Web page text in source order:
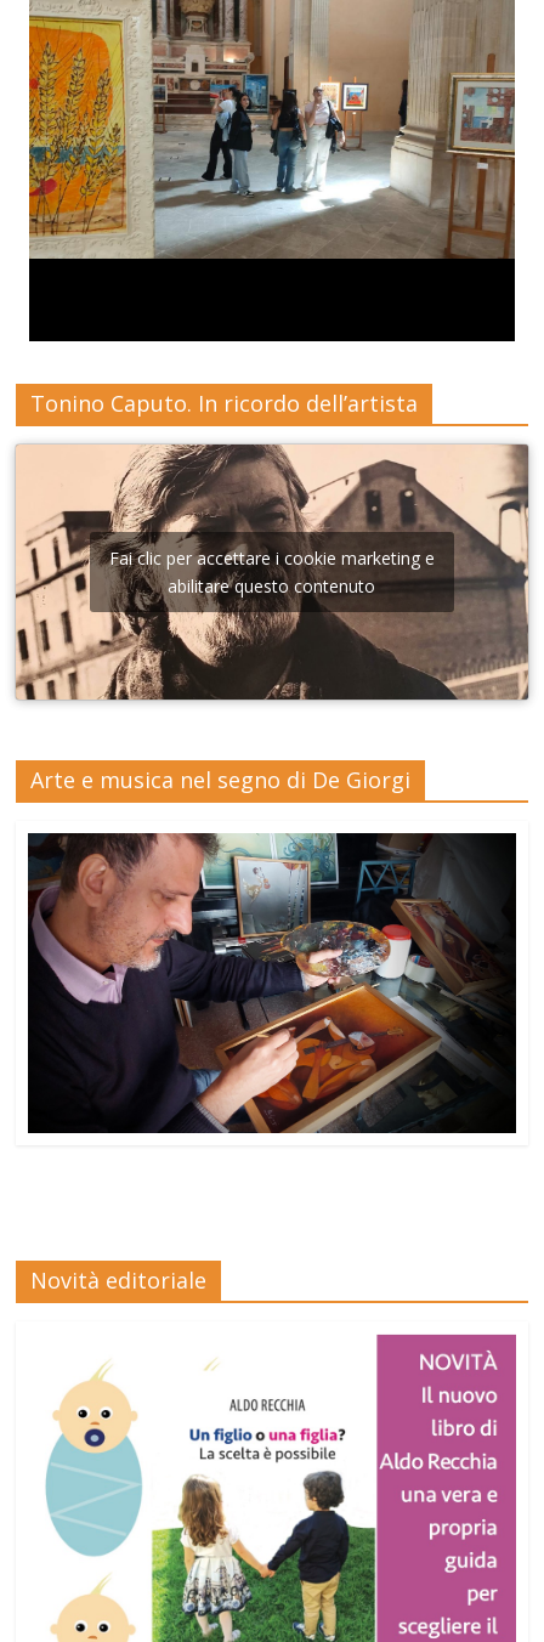
Tonino Caputo. In ricordo dell’artista
Fai clic per accettare i cookie marketing e
abilitare questo contenuto
Arte e musica nel segno di De Giorgi
Novità editoriale